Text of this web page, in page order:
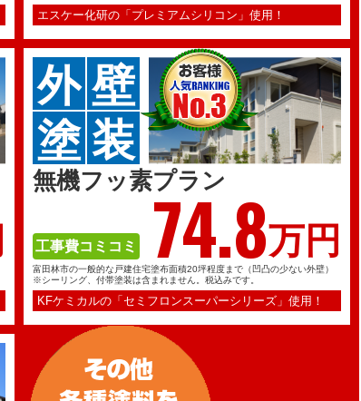
エスケー化研の「プレミアムシリコン」使用！
外 壁
塗 装
無機フッ素プラン
工事費コミコミ 74.8万円
富田林市の一般的な戸建住宅塗布面積20坪程度まで（凹凸の少ない外壁）
※シーリング、付帯塗装は含まれません。税込みです。
KFケミカルの「セミフロンスーパーシリーズ」使用！